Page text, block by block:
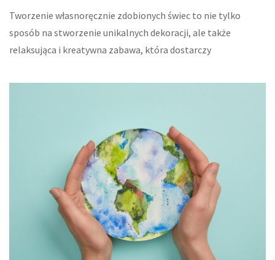
Tworzenie własnoręcznie zdobionych świec to nie tylko
sposób na stworzenie unikalnych dekoracji, ale także
relaksująca i kreatywna zabawa, która dostarczy